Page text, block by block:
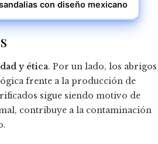
con diseño mexicano
y ética. Por un lado, los abrigos
frente a la producción de
sigue siendo motivo de
contribuye a la contaminación